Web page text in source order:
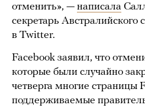
отменить», — написала
секретарь Австралийского
в Twitter.
Facebook заявил, что
которые были случайно
четверга многие страницы
поддерживаемые